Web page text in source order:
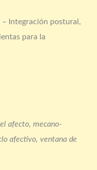
– Integración postural,
para la
afecto, mecano-
afectivo, ventana de